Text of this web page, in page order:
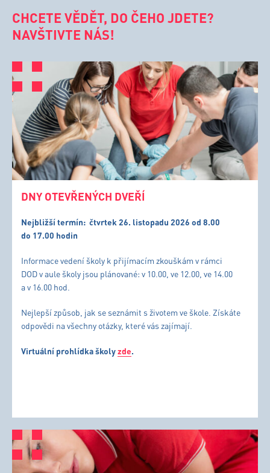
CHCETE VĚDĚT, DO ČEHO JDETE?
NAVŠTIVTE NÁS!
DNY OTEVŘENÝCH DVEŘÍ
Nejbližší termín: čtvrtek 26. listopadu 2026 od 8.00
do 17.00 hodin
Informace vedení školy k přijímacím zkouškám v rámci
DOD v aule školy jsou plánované: v 10.00, ve 12.00, ve 14.00
a v 16.00 hod.
Nejlepší způsob, jak se seznámit s životem ve škole. Získáte
odpovědi na všechny otázky, které vás zajímají.
Virtuální prohlídka školyzde.